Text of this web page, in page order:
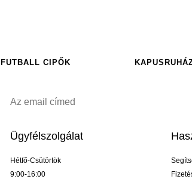
FUTBALL CIPŐK
Ügyfélszolgálat
Hétfő-Csütörtök
9:00-16:00